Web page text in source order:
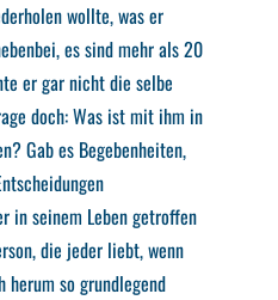
wollte, was er
es sind mehr als 20
er gar nicht die selbe
doch: Was ist mit ihm in
Gab es Begebenheiten,
in seinem Leben getroffen
die jeder liebt, wenn
herum so grundlegend